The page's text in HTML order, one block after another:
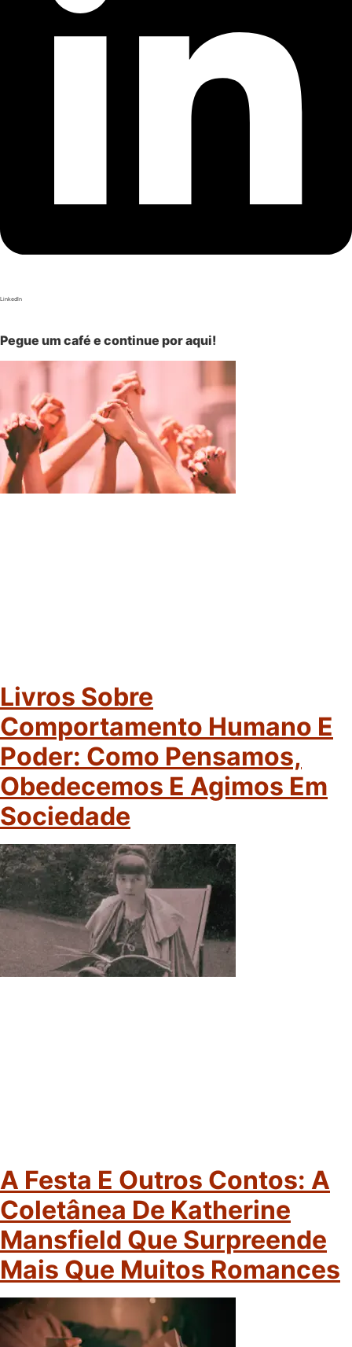
LinkedIn
Pegue um café e continue por aqui!
Livros Sobre
Comportamento Humano E
Poder: Como Pensamos,
Obedecemos E Agimos Em
Sociedade
A Festa E Outros Contos: A
Coletânea De Katherine
Mansfield Que Surpreende
Mais Que Muitos Romances